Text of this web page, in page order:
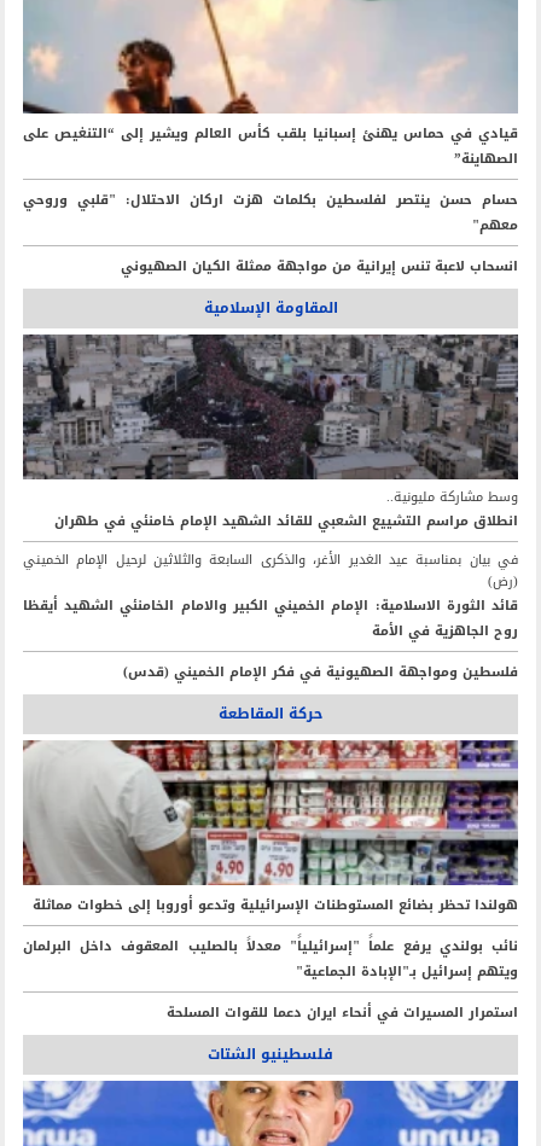
قيادي في حماس يهنئ إسبانيا بلقب كأس العالم ويشير إلى “التنغيص على
الصهاينة”
حسام حسن ينتصر لفلسطين بكلمات هزت اركان الاحتلال: "قلبي وروحي
معهم"
انسحاب لاعبة تنس إيرانية من مواجهة ممثلة الكيان الصهيوني
المقاومة الإسلامية
وسط مشاركة مليونية..
انطلاق مراسم التشييع الشعبي للقائد الشهيد الإمام خامنئي في طهران
في بيان بمناسبة عيد الغدير الأغر، والذكرى السابعة والثلاثين لرحيل الإمام الخميني
(رض)
قائد الثورة الاسلامية: الإمام الخميني الكبير والامام الخامنئي الشهيد أيقظا
روح الجاهزية في الأمة
فلسطين ومواجهة الصهيونية في فكر الإمام الخميني (قدس)
حركة المقاطعة
هولندا تحظر بضائع المستوطنات الإسرائيلية وتدعو أوروبا إلى خطوات مماثلة
نائب بولندي يرفع علماً "إسرائيلياً" معدلاً بالصليب المعقوف داخل البرلمان
ويتهم إسرائيل بـ"الإبادة الجماعية"
استمرار المسيرات في أنحاء ايران دعما للقوات المسلحة
فلسطينيو الشتات